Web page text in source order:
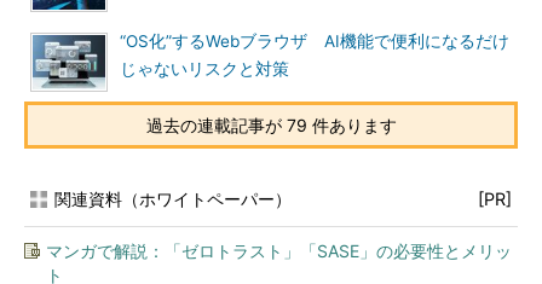
“OS化”するWebブラウザ AI機能で便利になるだけ
じゃないリスクと対策
過去の連載記事が 79 件あります
関連資料（ホワイトペーパー） [PR]
マンガで解説：「ゼロトラスト」「SASE」の必要性とメリッ
ト